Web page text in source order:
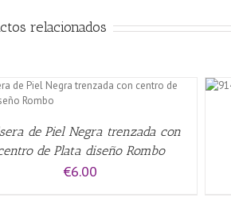
relacionados
de Piel Negra trenzada con
de Plata diseño Rombo
€6.00
CARRITO